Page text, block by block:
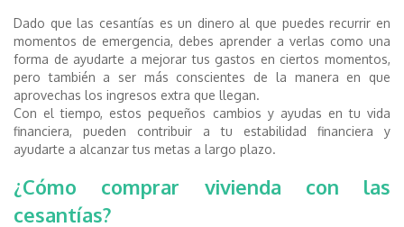
Dado que las cesantías es un dinero al que puedes recurrir en
momentos de emergencia, debes aprender a verlas como una
forma de ayudarte a mejorar tus gastos en ciertos momentos,
pero también a ser más conscientes de la manera en que
aprovechas los ingresos extra que llegan.
Con el tiempo, estos pequeños cambios y ayudas en tu vida
financiera, pueden contribuir a tu estabilidad financiera y
ayudarte a alcanzar tus metas a largo plazo.
¿Cómo comprar vivienda con las
cesantías?